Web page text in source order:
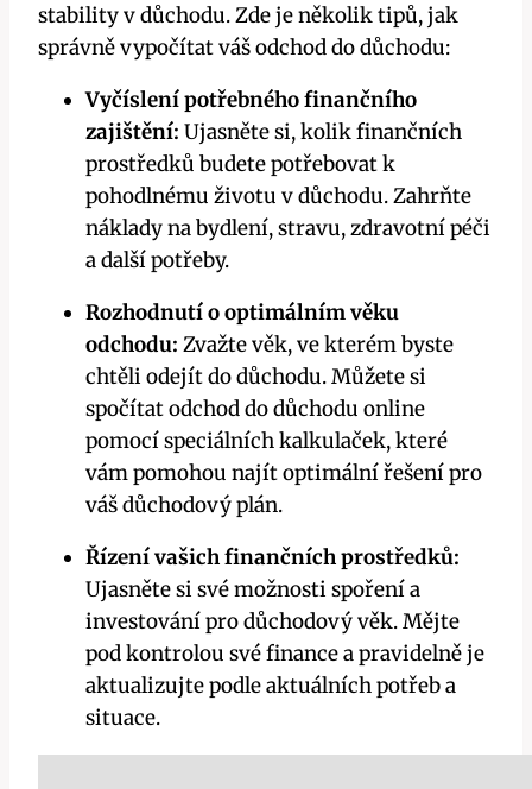
stability v důchodu. Zde je několik tipů, jak
správně vypočítat váš odchod do důchodu:
Vyčíslení potřebného finančního
zajištění: Ujasněte si, kolik finančních
prostředků budete potřebovat k
pohodlnému životu v důchodu. Zahrňte
náklady na bydlení, stravu, zdravotní péči
a další potřeby.
Rozhodnutí o optimálním věku
odchodu: Zvažte věk, ve kterém byste
chtěli odejít do důchodu. Můžete si
spočítat odchod do důchodu online
pomocí speciálních kalkulaček, které
vám pomohou najít optimální řešení pro
váš důchodový plán.
Řízení vašich finančních prostředků:
Ujasněte si své možnosti spoření a
investování pro důchodový věk. Mějte
pod kontrolou své finance a pravidelně je
aktualizujte podle aktuálních potřeb a
situace.